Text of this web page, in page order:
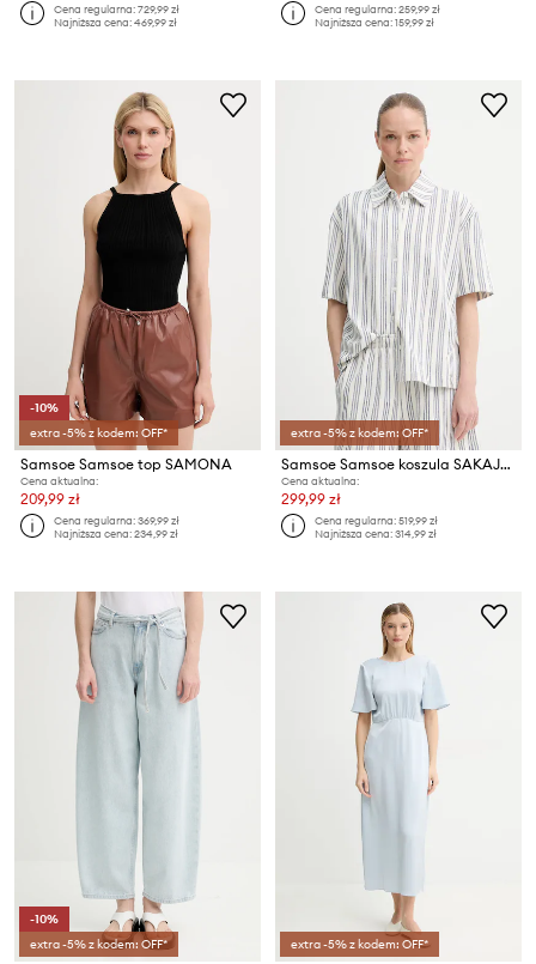
Cena regularna:729,99 zł
Najniższa cena:469,99 zł
Cena regularna:259,99 zł
Najniższa cena:159,99 zł
-10%
extra -5% z kodem: OFF*
Samsoe Samsoe top SAMONA
Cena aktualna:
209,99 zł
Cena regularna:369,99 zł
Najniższa cena:234,99 zł
extra -5% z kodem: OFF*
Samsoe Samsoe koszula SAKAJA
Cena aktualna:
299,99 zł
Cena regularna:519,99 zł
Najniższa cena:314,99 zł
-10%
extra -5% z kodem: OFF*
extra -5% z kodem: OFF*